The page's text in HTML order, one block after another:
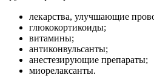
лекарства, улучшающие
глюкокортикоиды;
витамины;
антиконвульсанты;
анестезирующие препараты;
миорелаксанты.